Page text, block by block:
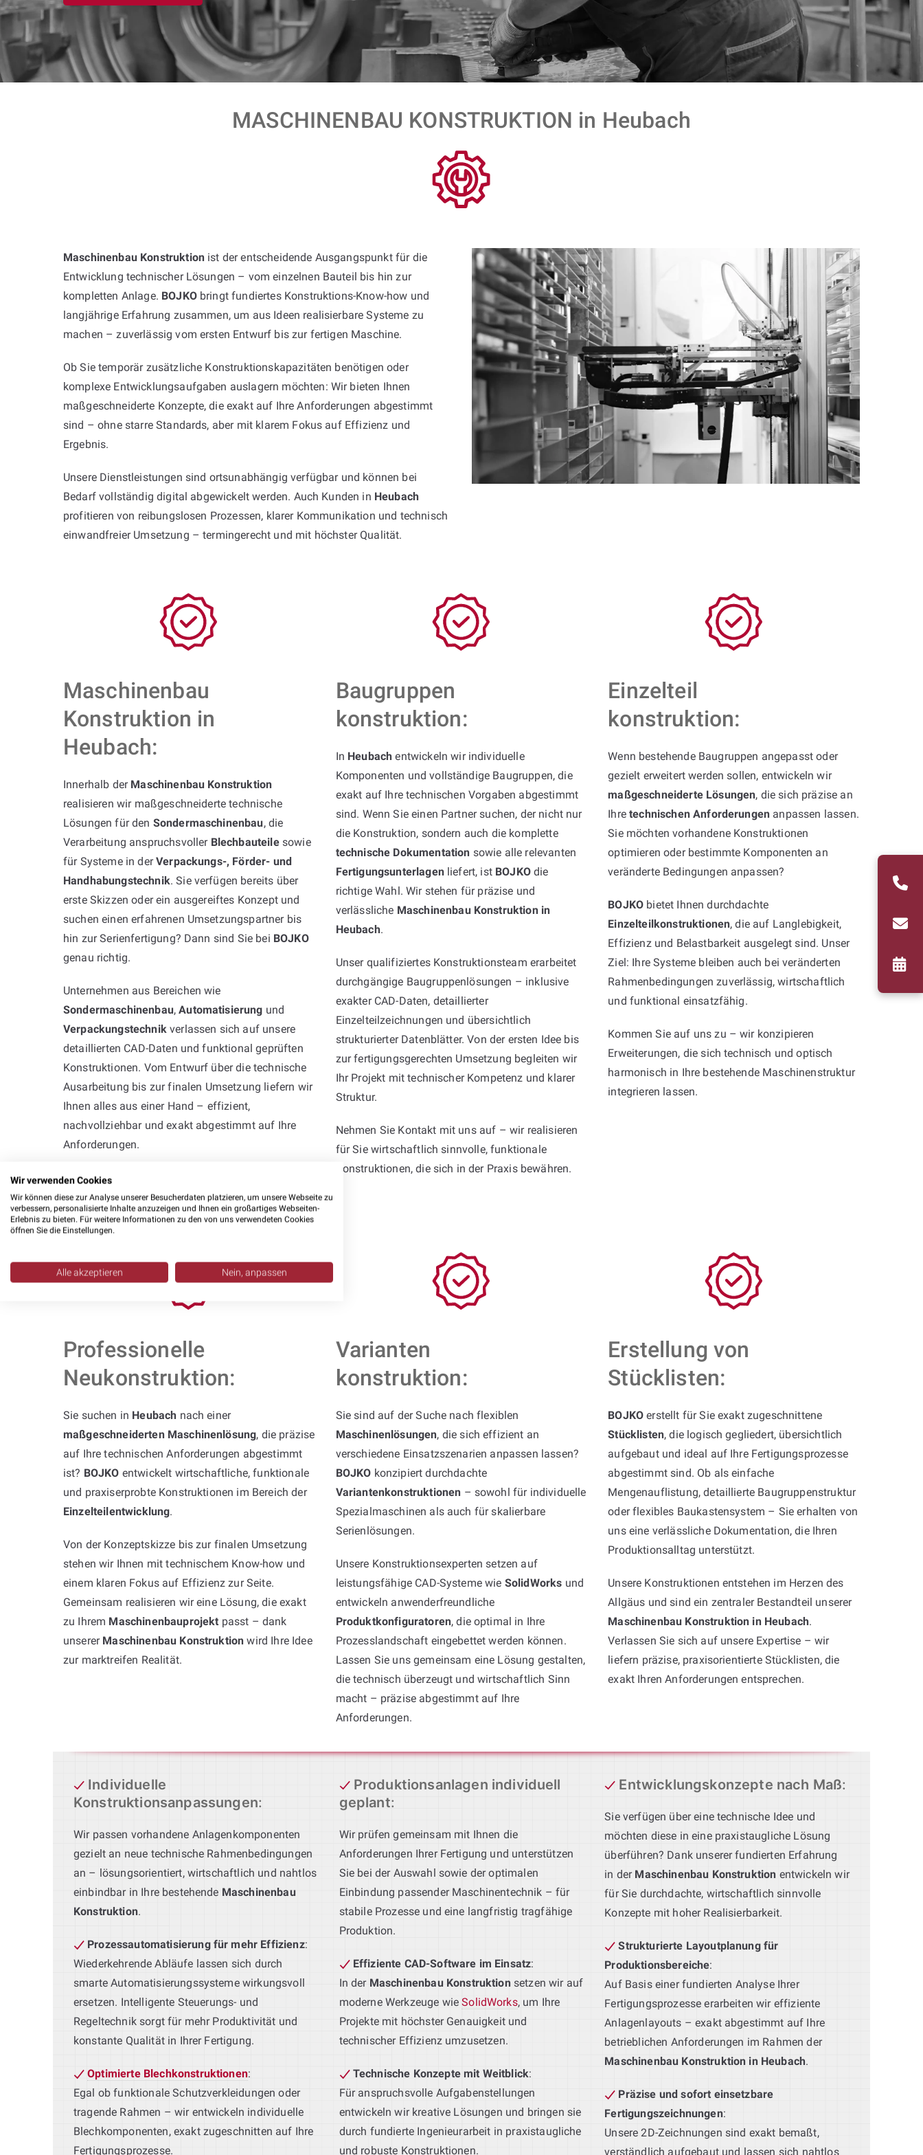
MASCHINENBAU KONSTRUKTION in Heubach
Maschinenbau Konstruktion ist der entscheidende Ausgangspunkt für die
Entwicklung technischer Lösungen – vom einzelnen Bauteil bis hin zur
kompletten Anlage. BOJKObringt fundiertes Konstruktions-Know-how und
langjährige Erfahrung zusammen, um aus Ideen realisierbare Systeme zu
machen – zuverlässig vom ersten Entwurf bis zur fertigen Maschine.
Ob Sie temporär zusätzliche Konstruktionskapazitäten benötigen oder
komplexe Entwicklungsaufgaben auslagern möchten: Wir bieten Ihnen
maßgeschneiderte Konzepte, die exakt auf Ihre Anforderungen abgestimmt
sind – ohne starre Standards, aber mit klarem Fokus auf Effizienz und
Ergebnis.
Unsere Dienstleistungen sind ortsunabhängig verfügbar und können bei
Bedarf vollständig digital abgewickelt werden. Auch Kunden in Heubach
profitieren von reibungslosen Prozessen, klarer Kommunikation und technisch
einwandfreier Umsetzung – termingerecht und mit höchster Qualität.
Maschinenbau
Konstruktion in
Heubach:
Innerhalb der Maschinenbau Konstruktion
realisieren wir maßgeschneiderte technische
Lösungen für den Sondermaschinenbau, die
Verarbeitung anspruchsvoller Blechbauteilesowie
für Systeme in derVerpackungs-, Förder- und
Handhabungstechnik. Sie verfügen bereits über
erste Skizzen oder ein ausgereiftes Konzept und
suchen einen erfahrenen Umsetzungspartner bis
hin zur Serienfertigung? Dann sind Sie bei BOJKO
genau richtig.
Unternehmen aus Bereichen wie
Sondermaschinenbau,Automatisierung und
Verpackungstechnik verlassen sich auf unsere
detaillierten CAD-Daten und funktional geprüften
Konstruktionen. Vom Entwurf über die technische
Ausarbeitung bis zur finalen Umsetzung liefern wir
Ihnen alles aus einer Hand – effizient,
nachvollziehbar und exakt abgestimmt auf Ihre
Anforderungen.
Nehmen Sie Kontakt mit uns auf – wir setzen Ihre
technischen Ziele mit Erfahrung, Präzision und
praxisnaher Kompetenz zuverlässig um.
Baugruppen
konstruktion:
In Heubach entwickeln wir individuelle
Komponenten und vollständige Baugruppen, die
exakt auf Ihre technischen Vorgaben abgestimmt
sind. Wenn Sie einen Partner suchen, der nicht nur
die Konstruktion, sondern auch die komplette
technische Dokumentation sowie alle relevanten
Fertigungsunterlagenliefert, ist BOJKOdie
richtige Wahl. Wir stehen für präzise und
verlässliche Maschinenbau Konstruktion in
Heubach.
Unser qualifiziertes Konstruktionsteam erarbeitet
durchgängige Baugruppenlösungen – inklusive
exakter CAD-Daten, detaillierter
Einzelteilzeichnungen und übersichtlich
strukturierter Datenblätter. Von der ersten Idee bis
zur fertigungsgerechten Umsetzung begleiten wir
Ihr Projekt mit technischer Kompetenz und klarer
Struktur.
Nehmen Sie Kontakt mit uns auf – wir realisieren
für Sie wirtschaftlich sinnvolle, funktionale
Konstruktionen, die sich in der Praxis bewähren.
Einzelteil
konstruktion:
Wenn bestehende Baugruppen angepasst oder
gezielt erweitert werden sollen, entwickeln wir
maßgeschneiderte Lösungen, die sich präzise an
Ihretechnischen Anforderungen anpassen lassen.
Sie möchten vorhandene Konstruktionen
optimieren oder bestimmte Komponenten an
veränderte Bedingungen anpassen?
BOJKO bietet Ihnen durchdachte
Einzelteilkonstruktionen, die auf Langlebigkeit,
Effizienz und Belastbarkeit ausgelegt sind. Unser
Ziel: Ihre Systeme bleiben auch bei veränderten
Rahmenbedingungen zuverlässig, wirtschaftlich
und funktional einsatzfähig.
Kommen Sie auf uns zu – wir konzipieren
Erweiterungen, die sich technisch und optisch
harmonisch in Ihre bestehende Maschinenstruktur
integrieren lassen.
Professionelle
Neukonstruktion:
Sie suchen in Heubach nach einer
maßgeschneiderten Maschinenlösung, die präzise
auf Ihre technischen Anforderungen abgestimmt
ist? BOJKO entwickelt wirtschaftliche, funktionale
und praxiserprobte Konstruktionen im Bereich der
Einzelteilentwicklung.
Von der Konzeptskizze bis zur finalen Umsetzung
stehen wir Ihnen mit technischem Know-how und
einem klaren Fokus auf Effizienz zur Seite.
Gemeinsam realisieren wir eine Lösung, die exakt
zu Ihrem Maschinenbauprojekt passt – dank
unserer Maschinenbau Konstruktion wird Ihre Idee
zur marktreifen Realität.
Varianten
konstruktion:
Sie sind auf der Suche nach flexiblen
Maschinenlösungen, die sich effizient an
verschiedene Einsatzszenarien anpassen lassen?
BOJKO konzipiert durchdachte
Variantenkonstruktionen – sowohl für individuelle
Spezialmaschinen als auch für skalierbare
Serienlösungen.
Unsere Konstruktionsexperten setzen auf
leistungsfähige CAD-Systeme wie SolidWorks und
entwickeln anwenderfreundliche
Produktkonfiguratoren, die optimal in Ihre
Prozesslandschaft eingebettet werden können.
Lassen Sie uns gemeinsam eine Lösung gestalten,
die technisch überzeugt und wirtschaftlich Sinn
macht – präzise abgestimmt auf Ihre
Anforderungen.
Erstellung von
Stücklisten:
BOJKO erstellt für Sie exakt zugeschnittene
Stücklisten, die logisch gegliedert, übersichtlich
aufgebaut und ideal auf Ihre Fertigungsprozesse
abgestimmt sind. Ob als einfache
Mengenauflistung, detaillierte Baugruppenstruktur
oder flexibles Baukastensystem – Sie erhalten von
uns eine verlässliche Dokumentation, die Ihren
Produktionsalltag unterstützt.
Unsere Konstruktionen entstehen im Herzen des
Allgäus und sind ein zentraler Bestandteil unserer
Maschinenbau Konstruktion in Heubach.
Verlassen Sie sich auf unsere Expertise – wir
liefern präzise, praxisorientierte Stücklisten, die
exakt Ihren Anforderungen entsprechen.
Individuelle
Konstruktionsanpassungen:
Wir passen vorhandene Anlagenkomponenten
gezielt an neue technische Rahmenbedingungen
an – lösungsorientiert, wirtschaftlich und nahtlos
einbindbar in Ihre bestehende Maschinenbau
Konstruktion.
Prozessautomatisierung für mehr Effizienz:
Wiederkehrende Abläufe lassen sich durch
smarte Automatisierungssysteme wirkungsvoll
ersetzen. Intelligente Steuerungs- und
Regeltechnik sorgt für mehr Produktivität und
konstante Qualität in Ihrer Fertigung.
Optimierte Blechkonstruktionen:
Egal ob funktionale Schutzverkleidungen oder
tragende Rahmen – wir entwickeln individuelle
Blechkomponenten, exakt zugeschnitten auf Ihre
Fertigungsprozesse.
Produktionsanlagen individuell
geplant:
Wir prüfen gemeinsam mit Ihnen die
Anforderungen Ihrer Fertigung und unterstützen
Sie bei der Auswahl sowie der optimalen
Einbindung passender Maschinentechnik – für
stabile Prozesse und eine langfristig tragfähige
Produktion.
Effiziente CAD-Software im Einsatz:
In der Maschinenbau Konstruktionsetzen wir auf
moderne Werkzeuge wieSolidWorks, um Ihre
Projekte mit höchster Genauigkeit und
technischer Effizienz umzusetzen.
Technische Konzepte mit Weitblick:
Für anspruchsvolle Aufgabenstellungen
entwickeln wir kreative Lösungen und bringen sie
durch fundierte Ingenieurarbeit in praxistaugliche
und robuste Konstruktionen.
Entwicklungskonzepte nach Maß:
Sie verfügen über eine technische Idee und
möchten diese in eine praxistaugliche Lösung
überführen? Dank unserer fundierten Erfahrung
in der Maschinenbau Konstruktion entwickeln wir
für Sie durchdachte, wirtschaftlich sinnvolle
Konzepte mit hoher Realisierbarkeit.
Strukturierte Layoutplanung für
Produktionsbereiche:
Auf Basis einer fundierten Analyse Ihrer
Fertigungsprozesse erarbeiten wir effiziente
Anlagenlayouts – exakt abgestimmt auf Ihre
betrieblichen Anforderungen im Rahmen der
Maschinenbau Konstruktion in Heubach.
Präzise und sofort einsetzbare
Fertigungszeichnungen:
Unsere 2D-Zeichnungen sind exakt bemaßt,
verständlich aufgebaut und lassen sich nahtlos
Wir verwenden Cookies
Wir können diese zur Analyse unserer Besucherdaten platzieren, um unsere Webseite zu
verbessern, personalisierte Inhalte anzuzeigen und Ihnen ein großartiges Webseiten-
Erlebnis zu bieten. Für weitere Informationen zu den von uns verwendeten Cookies
öffnen Sie die Einstellungen.
Alle akzeptieren Nein, anpassen